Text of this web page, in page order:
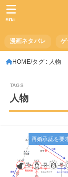
漫画ネタバレ ゲ
MENU
HOME タグ : 人物
人物
再婚承認を要